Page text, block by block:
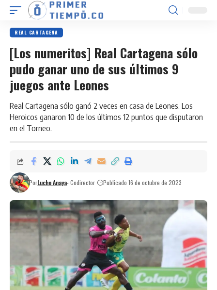
REAL CARTAGENA
[Los numeritos] Real Cartagena sólo
pudo ganar uno de sus últimos 9
juegos ante Leones
Real Cartagena sólo ganó 2 veces en casa de Leones. Los
Heroicos ganaron 10 de los últimos 12 puntos que disputaron
en el Torneo.
PorLucho Anaya- Codirector Publicado 16 de octubre de 2023